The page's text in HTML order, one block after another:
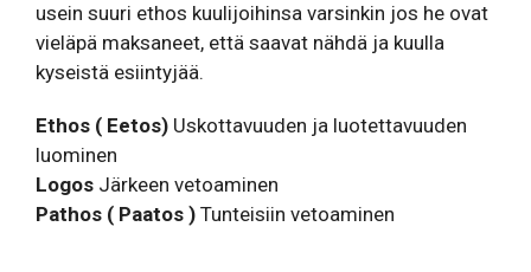
usein suuri ethos kuulijoihinsa varsinkin jos he ovat
vieläpä maksaneet, että saavat nähdä ja kuulla
kyseistä esiintyjää.
Ethos ( Eetos) Uskottavuuden ja luotettavuuden
luominen
Logos Järkeen vetoaminen
Pathos ( Paatos ) Tunteisiin vetoaminen